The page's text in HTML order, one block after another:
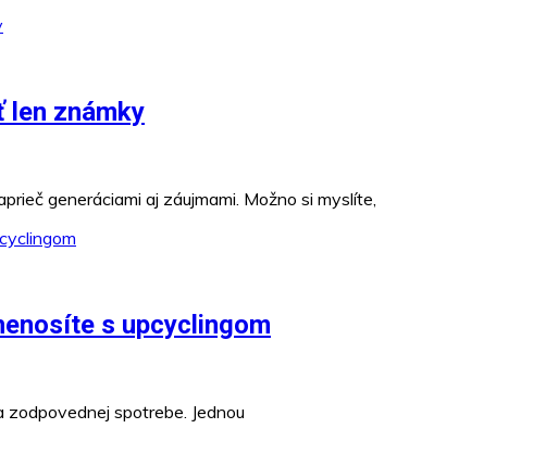
len známky
generáciami aj záujmami. Možno si myslíte,
s upcyclingom
spotrebe. Jednou